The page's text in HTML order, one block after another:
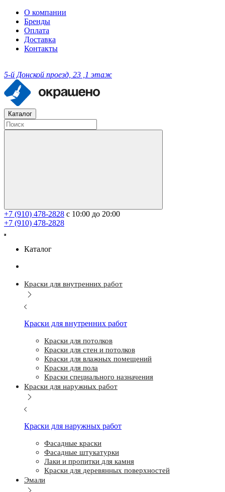
О компании
Бренды
Оплата
Доставка
Контакты
5-й Донской проезд, 23 ,1 этаж
Каталог
+7 (910) 478-2828 с 10:00 до 20:00
+7 (910) 478-2828
Каталог
Краски для внутренних работ
Краски для внутренних работ
Краски для потолков
Краски для стен и потолков
Краски для влажных помещений
Краски для пола
Краски специального назначения
Краски для наружных работ
Краски для наружных работ
Фасадные краски
Фасадные штукатурки
Лаки и пропитки для камня
Краски для деревянных поверхностей
Эмали